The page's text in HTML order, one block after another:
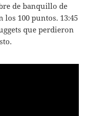
de banquillo de
100 puntos. 13:45
que perdieron